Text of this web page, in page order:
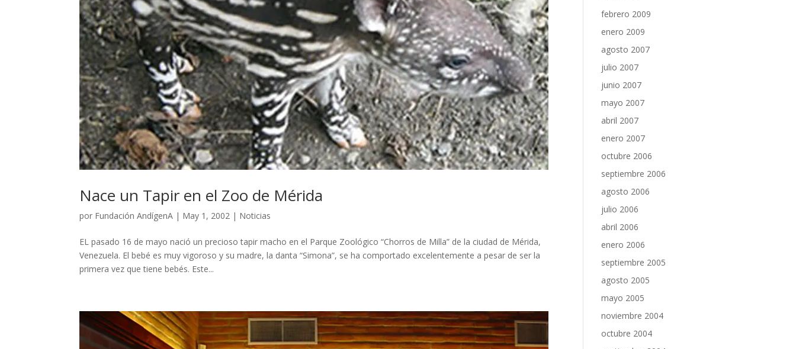
Nace un Tapir en el Zoo de Mérida
por Fundación AndígenA | May 1, 2002 | Noticias
EL pasado 16 de mayo nació un precioso tapir macho en el Parque Zoológico “Chorros de Milla” de la ciudad de Mérida,
Venezuela. El bebé es muy vigoroso y su madre, la danta “Simona”, se ha comportado excelentemente a pesar de ser la
primera vez que tiene bebés. Este...
febrero 2009
enero 2009
agosto 2007
julio 2007
junio 2007
mayo 2007
abril 2007
enero 2007
octubre 2006
septiembre 2006
agosto 2006
julio 2006
abril 2006
enero 2006
septiembre 2005
agosto 2005
mayo 2005
noviembre 2004
octubre 2004